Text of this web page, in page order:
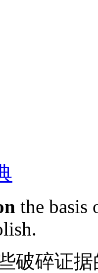
the basis
.
破碎证据